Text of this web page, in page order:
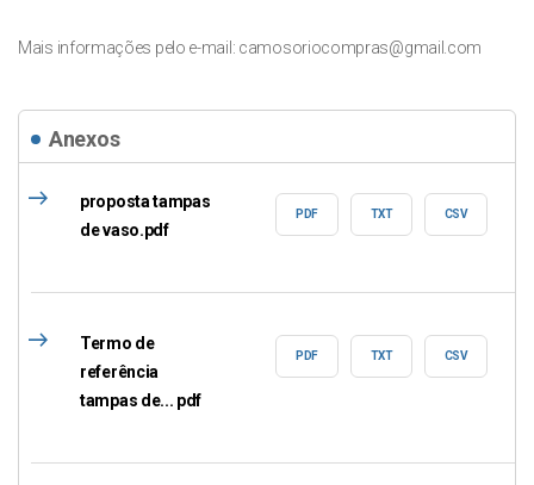
Mais informações pelo e-mail: camosoriocompras@gmail.com
Anexos
east
proposta tampas
de vaso.pdf
PDF TXT CSV
east
Termo de
referência
tampas de... pdf
PDF TXT CSV